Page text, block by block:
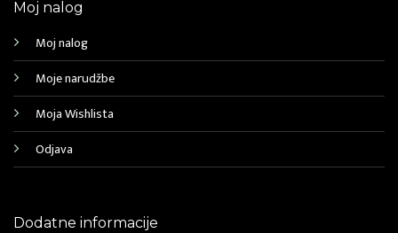
Moj nalog
Moj nalog
Moje narudžbe
Moja Wishlista
Odjava
Dodatne informacije